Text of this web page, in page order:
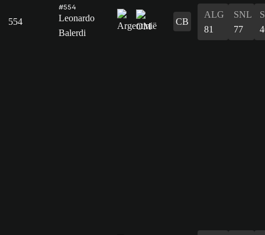
554
#554
Leonardo
Balerdi
CB
ALG
81
SNL
77